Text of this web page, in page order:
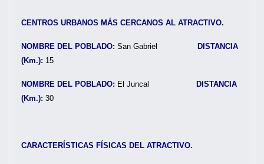
CENTROS URBANOS MÁS CERCANOS AL ATRACTIVO.
NOMBRE DEL POBLADO: San Gabriel
DISTANCIA
(Km.): 15
NOMBRE DEL POBLADO: El Juncal
DISTANCIA
(Km.): 30
CARACTERÍSTICAS FÍSICAS DEL ATRACTIVO.